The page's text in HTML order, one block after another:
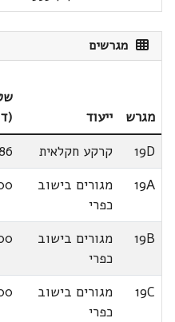
מגרשים
מגרש ייעוד
19D
קרקע חקלאית
19A
מגורים בישוב
כפרי
19B
מגורים בישוב
כפרי
19C
מגורים בישוב
כפרי